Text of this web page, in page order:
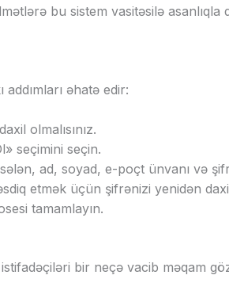
bu sistem vasitəsilə asanlıqla
əhatə edir:
olmalısınız.
seçimini seçin.
ad, soyad, e-poçt ünvanı və
etmək üçün şifrənizi yenidən
tamamlayın.
bir neçə vacib məqam